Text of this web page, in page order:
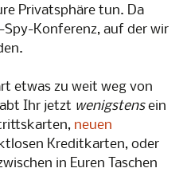
Privatsphäre tun. Da
Spy-Konferenz, auf der wir
etwas zu weit weg von
Ihr jetzt wenigstensein
neuen
Kreditkarten, oder
in Euren Taschen